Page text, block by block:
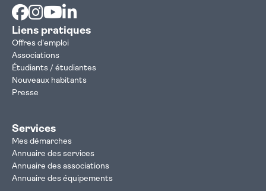
Facebook
Instagram
Youtube
Liens pratiques
Offres d'emploi
Associations
Étudiants / étudiantes
Nouveaux habitants
Presse
Services
Mes démarches
Annuaire des services
Annuaire des associations
Annuaire des équipements